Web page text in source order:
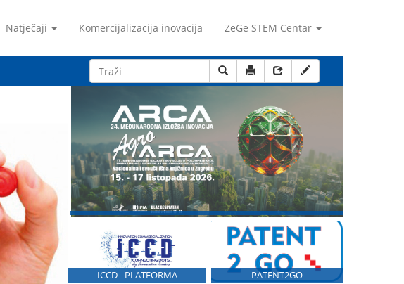
Natječaji Komercijalizacija inovacija ZeGe STEM Centar
ICCD - PLATFORMA PATENT2GO